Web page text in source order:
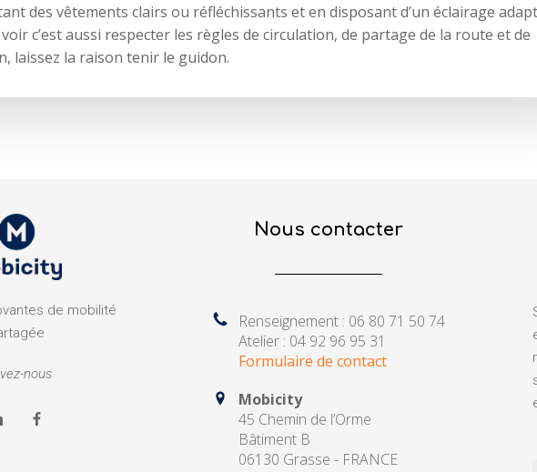
des vêtements clairs ou réfléchissants et en disposant d’un éclairage
c’est aussi respecter les règles de circulation, de partage de la route et de
laissez la raison tenir le guidon.
de mobilité
nous
Nous contacter
Renseignement : 06 80 71 50 74
Atelier : 04 92 96 95 31
Formulaire de contact
Mobicity
45 Chemin de l’Orme
Bâtiment B
06130 Grasse - FRANCE